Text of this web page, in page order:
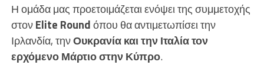
Η ομάδα μας προετοιμάζεται ενόψει της συμμετοχής
στονElite Roundόπου θα αντιμετωπίσει την
Ιρλανδία, τηνΟυκρανία και την Ιταλία τον
ερχόμενο Μάρτιο στην Κύπρο.